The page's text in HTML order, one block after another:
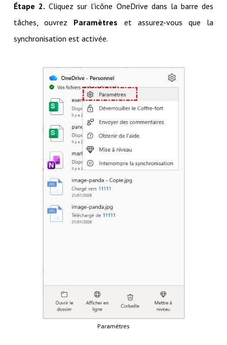
Étape 2. Cliquez sur l'icône OneDrive dans la barre des
tâches, ouvrez Paramètres et assurez-vous que la
synchronisation est activée.
Paramètres